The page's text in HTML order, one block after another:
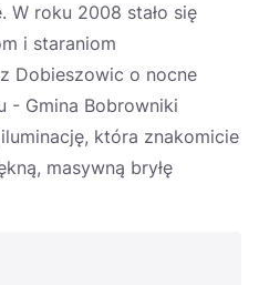
W roku 2008 stało się
i staraniom
Dobieszowic o nocne
- Gmina Bobrowniki
która znakomicie
masywną bryłę